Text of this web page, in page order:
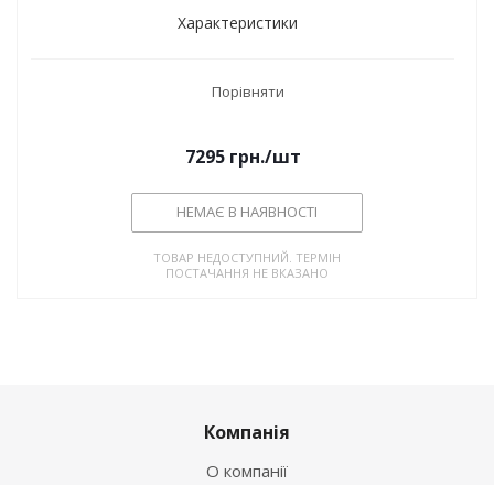
Характеристики
Порівняти
7295 грн./шт
НЕМАЄ В НАЯВНОСТІ
ТОВАР НЕДОСТУПНИЙ. ТЕРМІН
ПОСТАЧАННЯ НЕ ВКАЗАНО
Компанія
О компанії